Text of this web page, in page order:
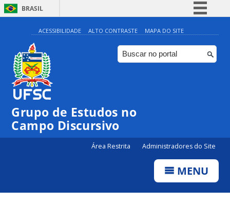
BRASIL
Simplifique!
Comunica BR
Participe
ACESSIBILIDADE ALTO CONTRASTE MAPA DO SITE
Grupo de Estudos no
Campo Discursivo
Área Restrita Administradores do Site
MENU